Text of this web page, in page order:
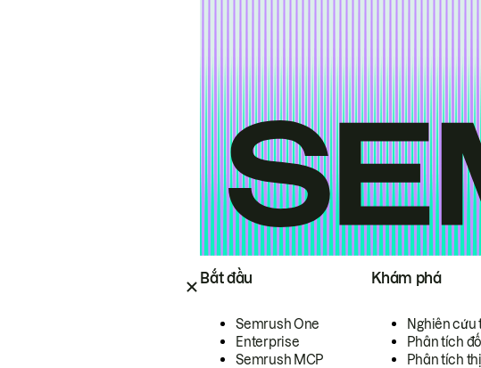
Bắt đầu
Semrush One
Enterprise
Semrush MCP
Khám phá
Nghiên cứu
Phân tích
Phân tích